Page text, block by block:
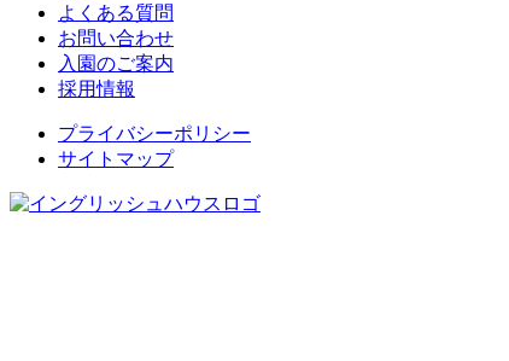
よくある質問
お問い合わせ
入園のご案内
採用情報
プライバシーポリシー
サイトマップ